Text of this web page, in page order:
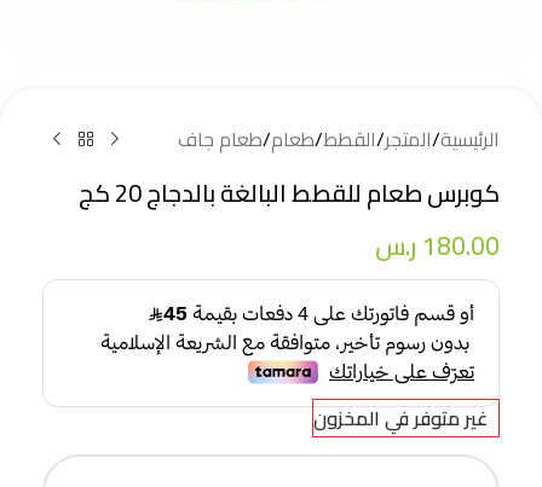
الرئيسية/المتجر/القطط/طعام/طعام جاف
كوبرس طعام للقطط البالغة بالدجاج 20 كج
180.00 ر.س
غير متوفر في المخزون